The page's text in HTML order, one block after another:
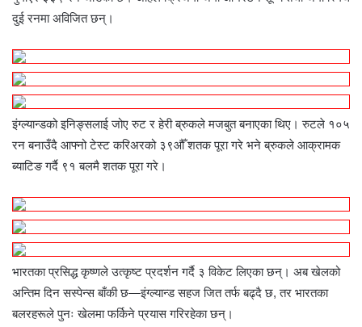
दुई रनमा अविजित छन्।
इंग्ल्यान्डको इनिङ्सलाई जोए रुट र हेरी ब्रुकले मजबुत बनाएका थिए। रुटले १०५
रन बनाउँदै आफ्नो टेस्ट करिअरको ३९औँ शतक पूरा गरे भने ब्रुकले आक्रामक
ब्याटिङ गर्दै ९१ बलमै शतक पूरा गरे।
भारतका प्रसिद्ध कृष्णले उत्कृष्ट प्रदर्शन गर्दै ३ विकेट लिएका छन्। अब खेलको
अन्तिम दिन सस्पेन्स बाँकी छ—इंग्ल्यान्ड सहज जित तर्फ बढ्दै छ, तर भारतका
बलरहरूले पुनः खेलमा फर्किने प्रयास गरिरहेका छन्।